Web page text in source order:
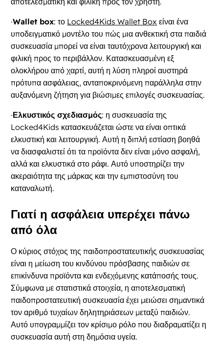
·Wallet box: το Locked4Kids Wallet Box είναι ένα
υποδειγματικό μοντέλο του πώς μια ανθεκτική στα παιδιά
συσκευασία μπορεί να είναι ταυτόχρονα λειτουργική και
φιλική προς το περιβάλλον. Κατασκευασμένη εξ
ολοκλήρου από χαρτί, αυτή η λύση πληροί αυστηρά
πρότυπα ασφάλειας, ανταποκρινόμενη παράλληλα στην
αυξανόμενη ζήτηση για βιώσιμες επιλογές συσκευασίας.
·Ελκυστικός σχεδιασμός: η συσκευασία της
Locked4Kids κατασκευάζεται ώστε να είναι οπτικά
ελκυστική και λειτουργική. Αυτή η διπλή εστίαση βοηθά
να διασφαλιστεί ότι τα προϊόντα δεν είναι μόνο ασφαλή,
αλλά και ελκυστικά στο ράφι. Αυτό υποστηρίζει την
ακεραιότητα της μάρκας και την εμπιστοσύνη του
καταναλωτή.
Γιατί η ασφάλεια υπερέχει πάνω
από όλα
Ο κύριος στόχος της παιδοπροστατευτικής συσκευασίας
είναι η μείωση του κινδύνου πρόσβασης παιδιών σε
επικίνδυνα προϊόντα και ενδεχόμενης κατάποσής τους.
Σύμφωνα με στατιστικά στοιχεία, η αποτελεσματική
παιδοπροστατευτική συσκευασία έχει μειώσει σημαντικά
τον αριθμό τυχαίων δηλητηριάσεων μεταξύ παιδιών.
Αυτό υπογραμμίζει τον κρίσιμο ρόλο που διαδραματίζει η
συσκευασία αυτή στη δημόσια υγεία.